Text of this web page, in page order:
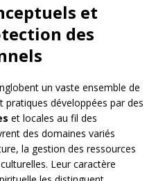
et
des
un vaste ensemble de
développées par des
et locales au fil des
des domaines variés
la gestion des ressources
Leur caractère